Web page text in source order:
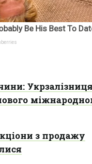
з продажу